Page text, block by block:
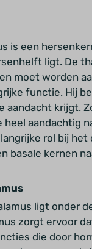
is een
ligt. De
moet worden
functie. Hij
aandacht krijgt.
heel aandachtig
rol bij het
basale kernen
ligt onder
zorgt ervoor
die door